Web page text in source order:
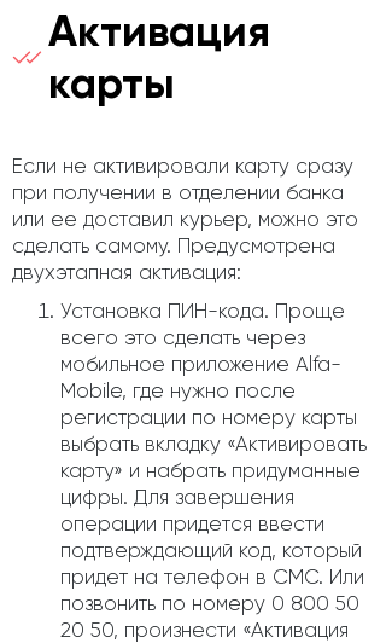
Активация
карты
Если не активировали карту сразу
при получении в отделении банка
или ее доставил курьер, можно это
сделать самому. Предусмотрена
двухэтапная активация:
Установка ПИН-кода. Проще
всего это сделать через
мобильное приложение Alfa-
Mobile, где нужно после
регистрации по номеру карты
выбрать вкладку «Активировать
карту» и набрать придуманные
цифры. Для завершения
операции придется ввести
подтверждающий код, который
придет на телефон в СМС. Или
позвонить по номеру 0 800 50
20 50, произнести «Активация